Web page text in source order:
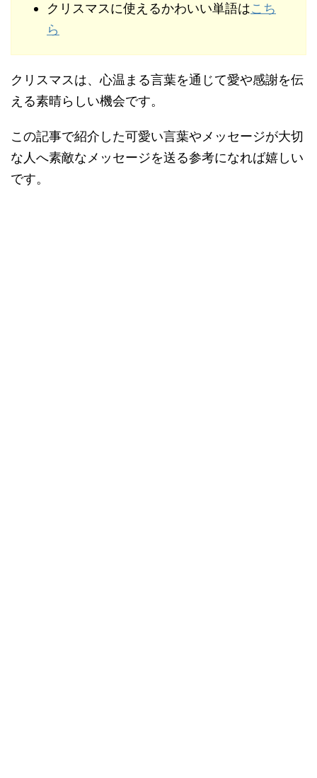
クリスマスに使えるかわいい単語はこち
ら
クリスマスは、心温まる言葉を通じて愛や感謝を伝
える素晴らしい機会です。
この記事で紹介した可愛い言葉やメッセージが大切
な人へ素敵なメッセージを送る参考になれば嬉しい
です。